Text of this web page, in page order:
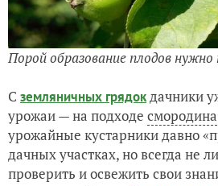
Порой образование плодов
С земляничных грядокдачники
урожаи — на подходе смородина
урожайные кустарники давно
дачных участках, но всегда не
проверить и освежить свои